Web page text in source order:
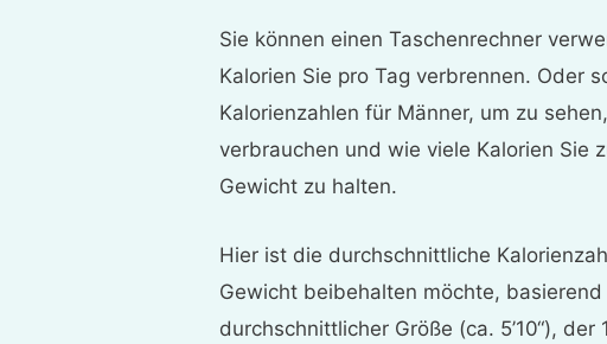
Sie können einen Taschenrechner
Kalorien Sie pro Tag verbrennen. Oder
Kalorienzahlen für Männer, um zu
verbrauchen und wie viele Kalorien Sie
Gewicht zu halten.
Hier ist die durchschnittliche
Gewicht beibehalten möchte,
durchschnittlicher Größe (ca. 5’10“), der